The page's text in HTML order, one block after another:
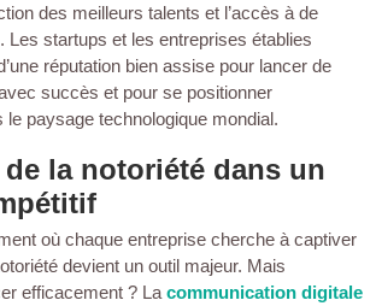
des meilleurs talents et l’accès à de
Les startups et les entreprises établies
réputation bien assise pour lancer de
succès et pour se positionner
le paysage technologique mondial.
la notoriété dans un
où chaque entreprise cherche à captiver
devient un outil majeur. Mais
efficacement ? La communication digitale